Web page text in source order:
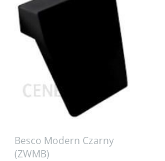
Besco Modern Czarny
(ZWMB)